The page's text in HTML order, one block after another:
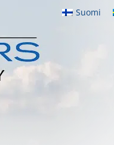
Suomi